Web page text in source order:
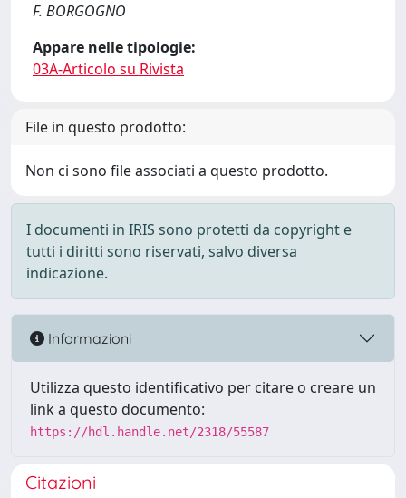
F. BORGOGNO
Appare nelle tipologie:
03A-Articolo su Rivista
File in questo prodotto:
Non ci sono file associati a questo prodotto.
I documenti in IRIS sono protetti da copyright e
tutti i diritti sono riservati, salvo diversa
indicazione.
Informazioni
Utilizza questo identificativo per citare o creare un
link a questo documento:
https://hdl.handle.net/2318/55587
Citazioni